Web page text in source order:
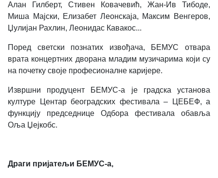
Алан Гилберт, Стивен Ковачевић, Жан-Ив Тибоде,
Миша Мајски, Елизабет Леонскаја, Максим Венгеров,
Џулијан Рахлин, Леонидас Кавакос...
Поред светски познатих извођача, БЕМУС отвара
врата концертних дворана младим музичарима који су
на почетку своје професионалне каријере.
Извршни продуцент БЕМУС-а је градска установа
културе Центар београдских фестивала – ЦЕБЕФ, а
функцију председнице Одбора фестивала обавља
Оља Џејкобс.
Драги пријатељи БЕМУС-а,